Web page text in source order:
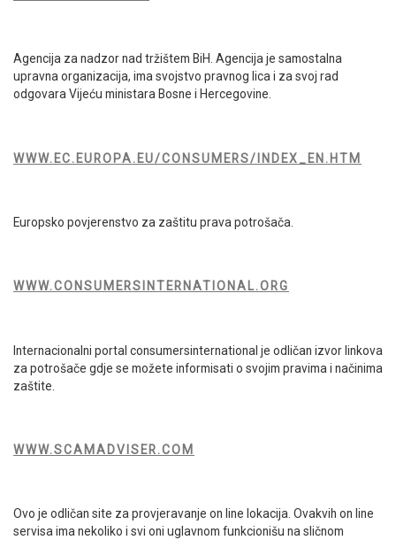
Agencija za nadzor nad tržištem BiH. Agencija je samostalna
upravna organizacija, ima svojstvo pravnog lica i za svoj rad
odgovara Vijeću ministara Bosne i Hercegovine.
WWW.EC.EUROPA.EU/CONSUMERS/INDEX_EN.HTM
Europsko povjerenstvo za zaštitu prava potrošača.
WWW.CONSUMERSINTERNATIONAL.ORG
Internacionalni portal consumersinternational je odličan izvor linkova
za potrošače gdje se možete informisati o svojim pravima i načinima
zaštite.
WWW.SCAMADVISER.COM
Ovo je odličan site za provjeravanje on line lokacija. Ovakvih on line
servisa ima nekoliko i svi oni uglavnom funkcionišu na sličnom